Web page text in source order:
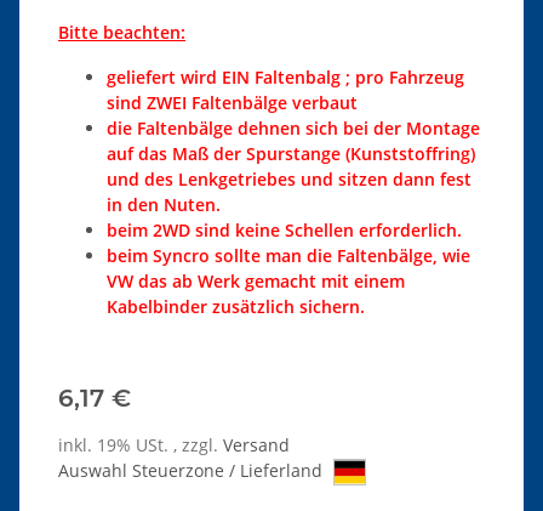
Bitte beachten:
geliefert wird EIN Faltenbalg ; pro Fahrzeug
sind ZWEI Faltenbälge verbaut
die Faltenbälge dehnen sich bei der Montage
auf das Maß der Spurstange (Kunststoffring)
und des Lenkgetriebes und sitzen dann fest
in den Nuten.
beim 2WD sind keine Schellen erforderlich.
beim Syncro sollte man die Faltenbälge, wie
VW das ab Werk gemacht mit einem
Kabelbinder zusätzlich sichern.
6,17 €
inkl. 19% USt. , zzgl. Versand
Auswahl Steuerzone / Lieferland